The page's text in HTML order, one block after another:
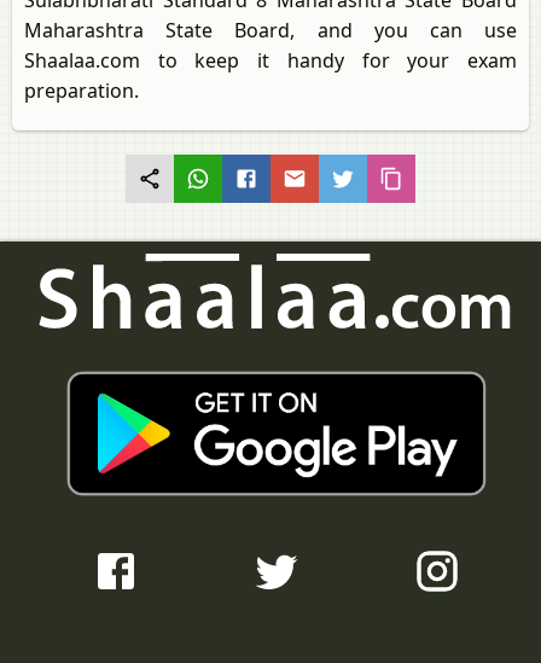
Maharashtra State Board, and you can use
Shaalaa.com to keep it handy for your exam
preparation.